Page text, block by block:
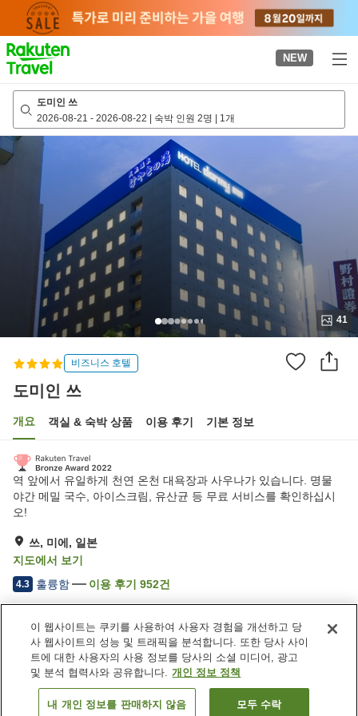
page
NEW
도미인 쓰
2026-08-21 - 2026-08-22 | 숙박 인원 2명 | 1개
41
비즈니스 호텔
도미인 쓰
개요 객실 & 숙박 상품 이용 후기 기본 정보
역 앞에서 유일하게 천연 온천 대욕장과 사우나가 있습니다. 명물
야간 메밀 국수, 아이스크림, 유산균 등 무료 서비스를 확인하십시
오!
쓰, 미에, 일본
지도에서 보기
4.3 훌륭함 이용 후기 952건
숙소 편의 시설/서비스
주차장
사우나
스파 / 미용실
레스토랑
일본 미에 쓰 도미인 쓰
객실 보기
이 웹사이트는 쿠키를 사용하여 사용자 경험을 개선하고 당
사 웹사이트의 성능 및 트래픽을 분석합니다. 또한 당사 사이
트에 대한 사용자의 사용 정보를 당사의 소셜 미디어, 광고
및 분석 협력사와 공유합니다. 개인 정보 정책
내 개인 정보를 판매하지 않음 모두 수락